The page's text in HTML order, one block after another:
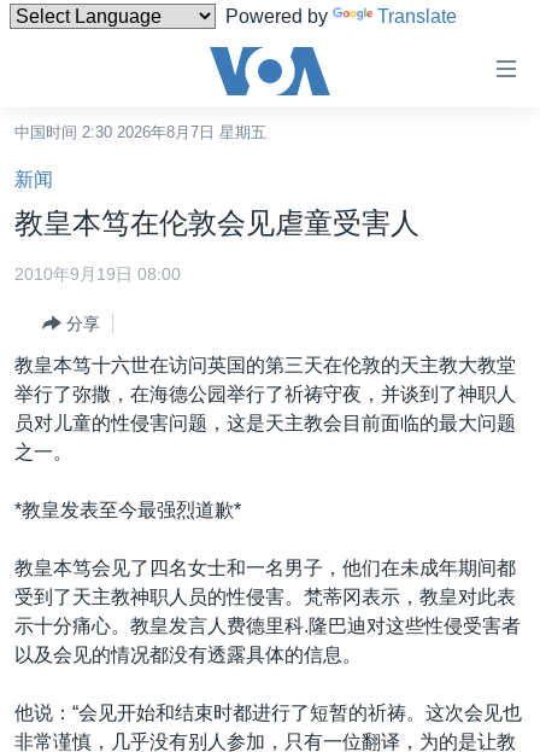
Powered by Translate
碍
链
接
跳
转
容
跳
航
转
到
检
索
港澳
国际
最新国际新闻
印太
中东
非洲
美洲
分类新闻
经济·金融·贸易
人权·法律·宗教
军事
劳工
美中关系
热点专题
国会报道
美中关系
埃博拉疫情
VOA今日焦点
中文广播
关注我们
中国时间 2:30 2026年8月7日 星期五
新闻
教皇本笃在伦敦会见虐童受害人
2010年9月19日 08:00
分享
教皇本笃十六世在访问英国的第三天在伦敦的天主教大教堂
举行了弥撒，在海德公园举行了祈祷守夜，并谈到了神职人
员对儿童的性侵害问题，这是天主教会目前面临的最大问题
之一。
*教皇发表至今最强烈道歉*
教皇本笃会见了四名女士和一名男子，他们在未成年期间都
受到了天主教神职人员的性侵害。梵蒂冈表示，教皇对此表
示十分痛心。教皇发言人费德里科.隆巴迪对这些性侵受害者
以及会见的情况都没有透露具体的信息。
他说：“会见开始和结束时都进行了短暂的祈祷。这次会见也
非常谨慎，几乎没有别人参加，只有一位翻译，为的是让教